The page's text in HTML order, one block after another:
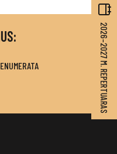
2026–2027 M. REPERTUARAS